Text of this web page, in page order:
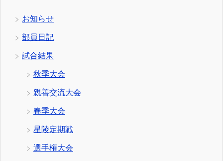
お知らせ
部員日記
試合結果
秋季大会
親善交流大会
春季大会
星陵定期戦
選手権大会